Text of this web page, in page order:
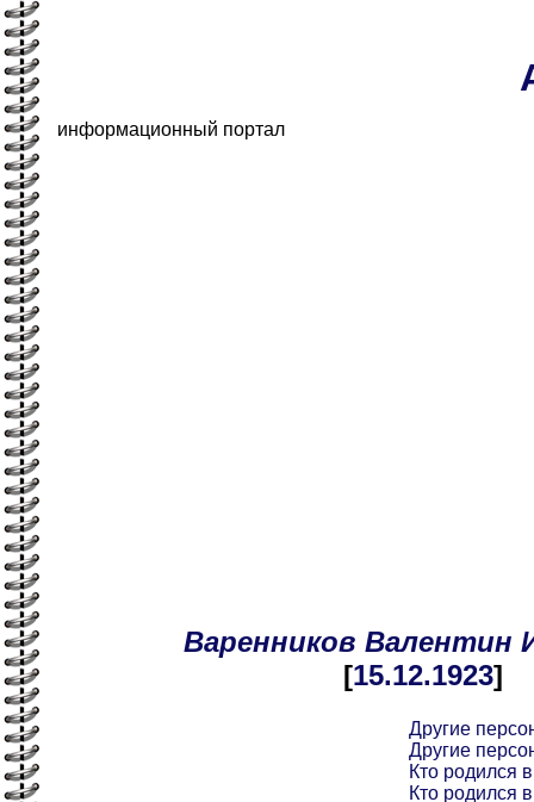
информационный портал
Варенников Валентин
[15.12.1923]
Другие
Другие
Кто родился
Кто родился